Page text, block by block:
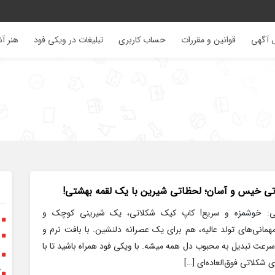
آگهی قوانین و مقررات حساب کاربری تبلیغات در ویکی فود هنر
خیس و آسان؛ لحظاتی شیرین با یک لقمه بهشتی!
خوشمزه و سریع! کاپ کیک شکلاتی، یک شیرینی کوچک و
تولد عالیه، هم برای یک عصرانه دلنشین. با بافت نرم و
تبدیل به محبوب دل همه میشه. با ویکی فود همراه باشید تا با
فوق‌العاده‌ای […]